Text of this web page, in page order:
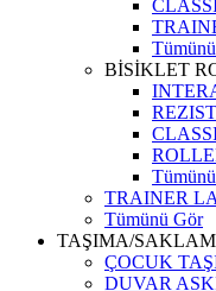
BİSİKLET
TRAINER
Tümünü Gör
TAŞIMA/
ÇOCUK
DUVAR